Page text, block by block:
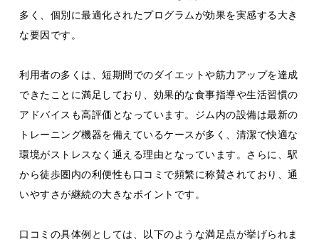
多く、個別に最適化されたプログラムが効果を実感する大き
な要因です。
利用者の多くは、短期間でのダイエットや筋力アップを達成
できたことに満足しており、効果的な食事指導や生活習慣の
アドバイスも高評価となっています。ジム内の設備は最新の
トレーニング機器を備えているケースが多く、清潔で快適な
環境がストレスなく通える理由となっています。さらに、駅
から徒歩圏内の利便性も口コミで頻繁に称賛されており、通
いやすさが継続の大きなポイントです。
口コミの具体例としては、以下のような満足点が挙げられま